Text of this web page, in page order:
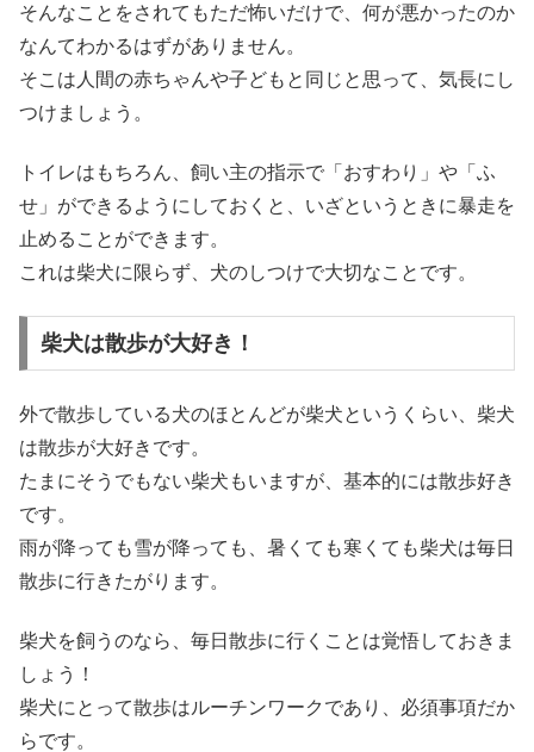
そんなことをされてもただ怖いだけで、何が悪かったのか
なんてわかるはずがありません。
そこは人間の赤ちゃんや子どもと同じと思って、気長にし
つけましょう。
トイレはもちろん、飼い主の指示で「おすわり」や「ふ
せ」ができるようにしておくと、いざというときに暴走を
止めることができます。
これは柴犬に限らず、犬のしつけで大切なことです。
柴犬は散歩が大好き！
外で散歩している犬のほとんどが柴犬というくらい、柴犬
は散歩が大好きです。
たまにそうでもない柴犬もいますが、基本的には散歩好き
です。
雨が降っても雪が降っても、暑くても寒くても柴犬は毎日
散歩に行きたがります。
柴犬を飼うのなら、毎日散歩に行くことは覚悟しておきま
しょう！
柴犬にとって散歩はルーチンワークであり、必須事項だか
らです。